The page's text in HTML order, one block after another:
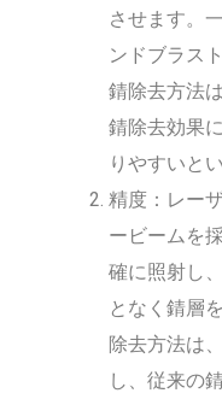
させます。
ンドブラス
錆除去方法
錆除去効果
りやすいと
精度：レー
ービームを
確に照射し
となく錆層
除去方法は
し、従来の